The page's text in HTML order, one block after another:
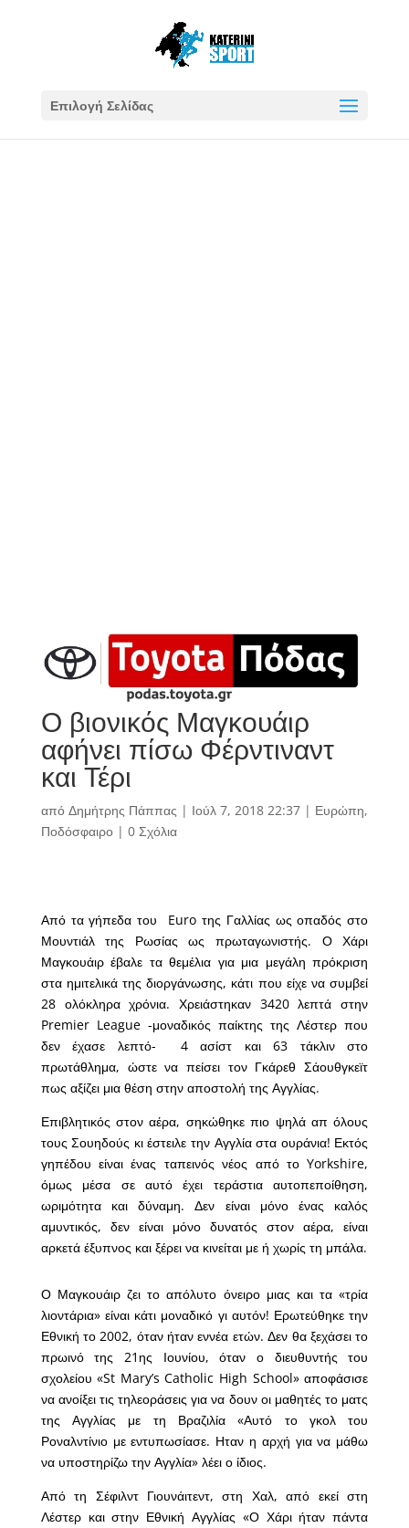
Επιλογή Σελίδας
Ο βιονικός Μαγκουάιρ
αφήνει πίσω Φέρντιναντ
και Τέρι
από Δημήτρης Πάππας | Ιούλ 7, 2018 22:37| Ευρώπη,
Ποδόσφαιρο| 0 Σχόλια
Από τα γήπεδα του Euro της Γαλλίας ως οπαδός στο
Μουντιάλ της Ρωσίας ως πρωταγωνιστής. Ο Χάρι
Μαγκουάιρ έβαλε τα θεμέλια για μια μεγάλη πρόκριση
στα ημιτελικά της διοργάνωσης, κάτι που είχε να συμβεί
28 ολόκληρα χρόνια. Χρειάστηκαν 3420 λεπτά στην
Premier League -μοναδικός παίκτης της Λέστερ που
δεν έχασε λεπτό- 4 ασίστ και 63 τάκλιν στο
πρωτάθλημα, ώστε να πείσει τον Γκάρεθ Σάουθγκεϊτ
πως αξίζει μια θέση στην αποστολή της Αγγλίας.
Επιβλητικός στον αέρα, σηκώθηκε πιο ψηλά απ όλους
τους Σουηδούς κι έστειλε την Αγγλία στα ουράνια! Εκτός
γηπέδου είναι ένας ταπεινός νέος από το Yorkshire,
όμως μέσα σε αυτό έχει τεράστια αυτοπεποίθηση,
ωριμότητα και δύναμη. Δεν είναι μόνο ένας καλός
αμυντικός, δεν είναι μόνο δυνατός στον αέρα, είναι
αρκετά έξυπνος και ξέρει να κινείται με ή χωρίς τη μπάλα.
Ο Μαγκουάιρ ζει το απόλυτο όνειρο μιας και τα «τρία
λιοντάρια» είναι κάτι μοναδικό γι αυτόν! Ερωτεύθηκε την
Εθνική το 2002, όταν ήταν εννέα ετών. Δεν θα ξεχάσει το
πρωινό της 21ης Ιουνίου, όταν ο διευθυντής του
σχολείου «St Mary’s Catholic High School» αποφάσισε
να ανοίξει τις τηλεοράσεις για να δουν οι μαθητές το ματς
της Αγγλίας με τη Βραζιλία «Αυτό το γκολ του
Ροναλντίνιο με εντυπωσίασε. Ηταν η αρχή για να μάθω
να υποστηρίζω την Αγγλία» λέει ο ίδιος.
Από τη Σέφιλντ Γιουνάιτεντ, στη Χαλ, από εκεί στη
Λέστερ και στην Εθνική Αγγλίας «Ο Χάρι ήταν πάντα